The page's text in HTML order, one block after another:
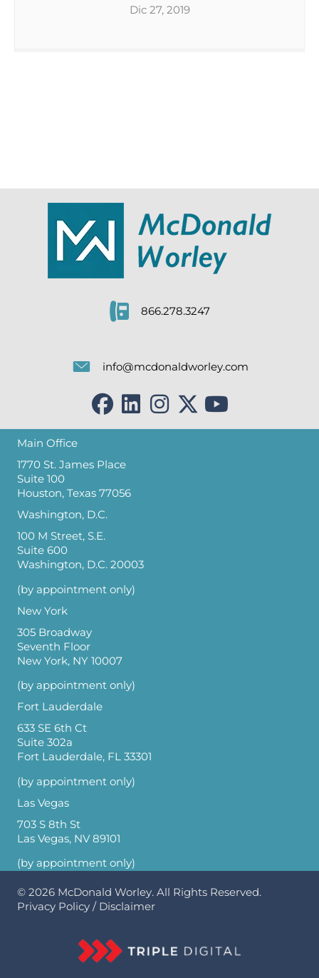
Dic 27, 2019
866.278.3247
info@mcdonaldworley.com
Main Office
1770 St. James Place
Suite 100
Houston, Texas 77056
Washington, D.C.
100 M Street, S.E.
Suite 600
Washington, D.C. 20003
(by appointment only)
New York
305 Broadway
Seventh Floor
New York, NY 10007
(by appointment only)
Fort Lauderdale
633 SE 6th Ct
Suite 302a
Fort Lauderdale, FL 33301
(by appointment only)
Las Vegas
703 S 8th St
Las Vegas, NV 89101
(by appointment only)
© 2026 McDonald Worley. All Rights Reserved.
Privacy Policy / Disclaimer